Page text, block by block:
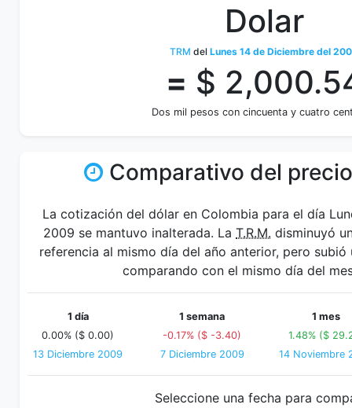
Dolar
TRM del Lunes 14 de Diciembre del
= $
Dos mil pesos con cincuenta y cuatro
Comparativo del
La cotización del dólar en Colombia para el día
2009 se mantuvo inalterada. La T.R.M. disminuyó
referencia al mismo día del año anterior, pero subió
comparando con el mismo día del
1 día
0.00% ($ 0.00)
13 Diciembre 2009
1 semana
-0.17% ($ -3.40)
7 Diciembre 2009
1 mes
1.48% ($
14 Noviembre
Seleccione una fecha para